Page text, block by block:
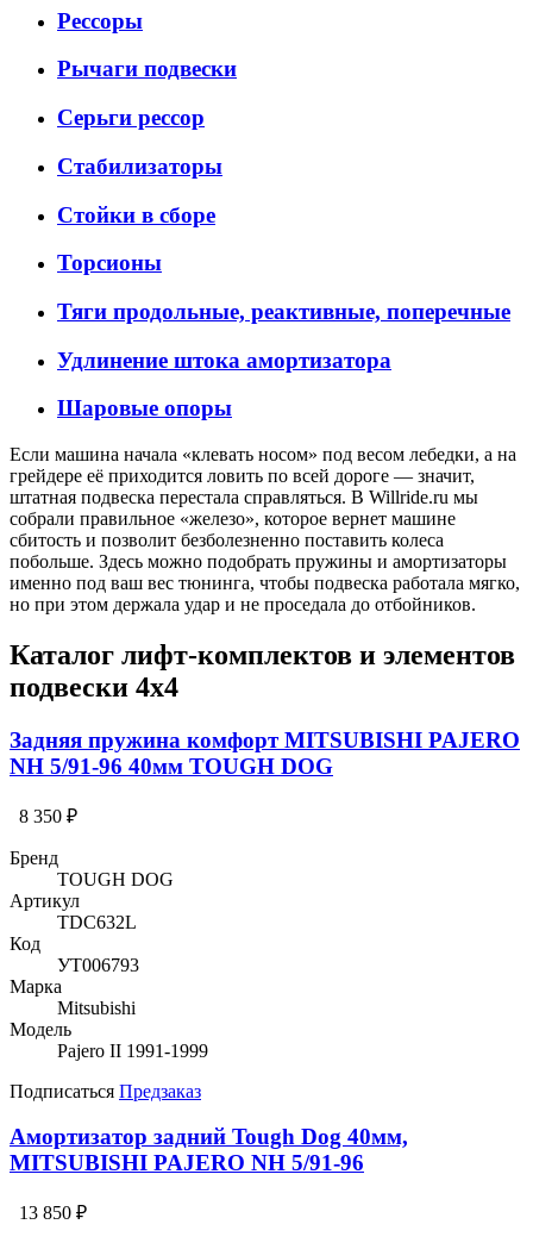
Рессоры
Рычаги подвески
Серьги рессор
Стабилизаторы
Стойки в сборе
Торсионы
Тяги продольные, реактивные, поперечные
Удлинение штока амортизатора
Шаровые опоры
Если машина начала «клевать носом» под весом лебедки, а на
грейдере её приходится ловить по всей дороге — значит,
штатная подвеска перестала справляться. В Willride.ru мы
собрали правильное «железо», которое вернет машине
сбитость и позволит безболезненно поставить колеса
побольше. Здесь можно подобрать пружины и амортизаторы
именно под ваш вес тюнинга, чтобы подвеска работала мягко,
но при этом держала удар и не проседала до отбойников.
Каталог лифт-комплектов и элементов
подвески 4х4
Задняя пружина комфорт MITSUBISHI PAJERO
NH 5/91-96 40мм TOUGH DOG
8 350 ₽
Бренд
TOUGH DOG
Артикул
TDC632L
Код
УТ006793
Марка
Mitsubishi
Модель
Pajero II 1991-1999
Подписаться Предзаказ
Амортизатор задний Tough Dog 40мм,
MITSUBISHI PAJERO NH 5/91-96
13 850 ₽